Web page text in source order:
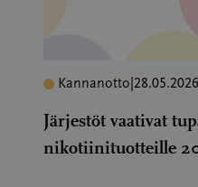
Kannanotto 28.05.2026
Järjestöt vaativat
nikotiinituotteille